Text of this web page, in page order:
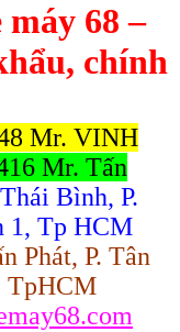
68 –
chính
Mr. VINH
Mr. Tấn
Bình, P.
1, Tp HCM
Phát, P. Tân
TpHCM